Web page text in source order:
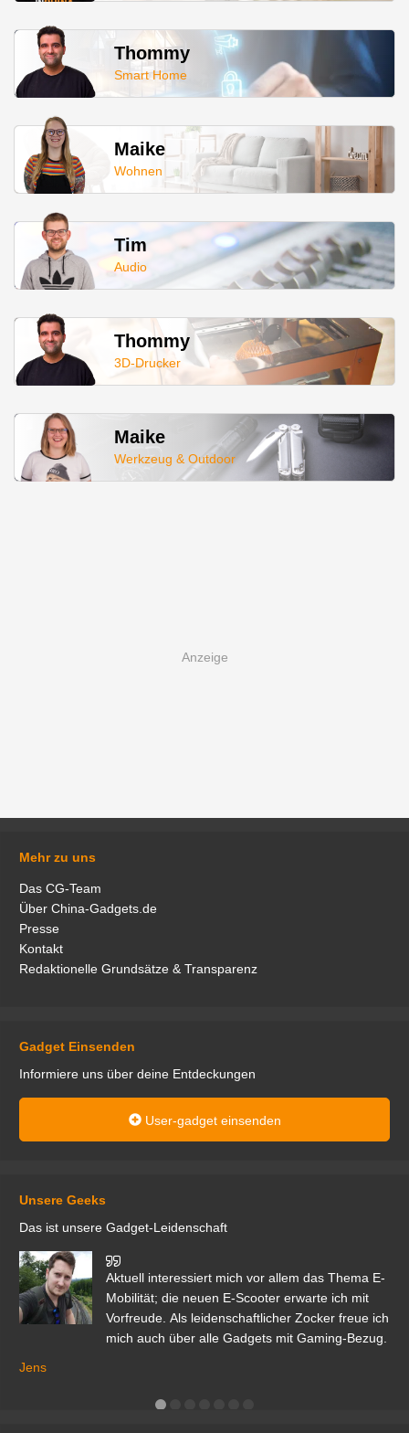
Thommy
Smart Home
Maike
Wohnen
Tim
Audio
Thommy
3D-Drucker
Maike
Werkzeug & Outdoor
Mehr zu uns
Das CG-Team
Über China-Gadgets.de
Presse
Kontakt
Redaktionelle Grundsätze & Transparenz
Gadget Einsenden
Informiere uns über deine Entdeckungen
User-gadget einsenden
Unsere Geeks
Das ist unsere Gadget-Leidenschaft
Aktuell interessiert mich vor allem das Thema E-
Mobilität; die neuen E-Scooter erwarte ich mit
Vorfreude. Als leidenschaftlicher Zocker freue ich
mich auch über alle Gadgets mit Gaming-Bezug.
Jens